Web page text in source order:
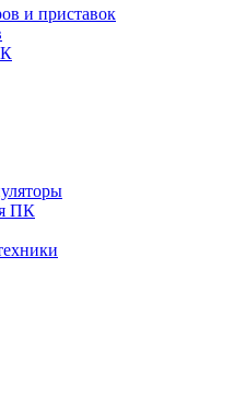
и приставок
ПК